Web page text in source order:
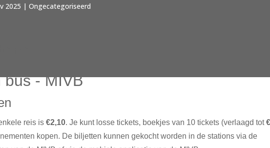
2025 |Ongecategoriseerd
bus - MIVB
reis is€2,10. Je kunt losse tickets, boekjes van 10 tickets (verlaagd tot€
kopen. De biljetten kunnen gekocht worden in de stations via de